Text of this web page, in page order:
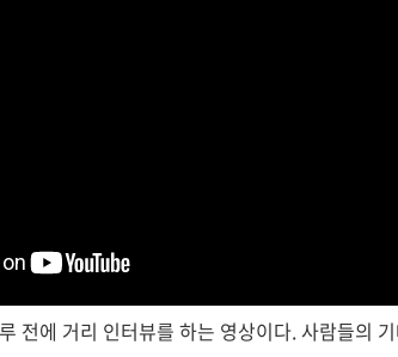
전에 거리 인터뷰를 하는 영상이다. 사람들의